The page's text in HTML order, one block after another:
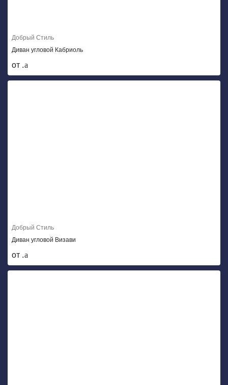
Добрый Стиль
Диван угловой Кабриоль
от .
Добрый Стиль
Диван угловой Визави
от .